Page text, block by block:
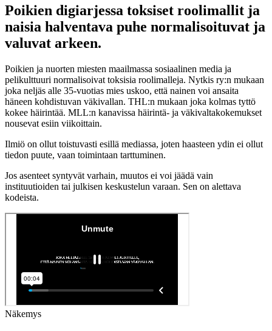
Poikien digiarjessa toksiset roolimallit ja
naisia halventava puhe normalisoituvat ja
valuvat arkeen.
Poikien ja nuorten miesten maailmassa sosiaalinen media ja
pelikulttuuri normalisoivat toksisia roolimalleja. Nytkis ry:n mukaan
joka neljäs alle 35-vuotias mies uskoo, että nainen voi ansaita
häneen kohdistuvan väkivallan. THL:n mukaan joka kolmas tyttö
kokee häirintää. MLL:n kanavissa häirintä- ja väkivaltakokemukset
nousevat esiin viikoittain.
Ilmiö on ollut toistuvasti esillä mediassa, joten haasteen ydin ei ollut
tiedon puute, vaan toimintaan tarttuminen.
Jos asenteet syntyvät varhain, muutos ei voi jäädä vain
instituutioiden tai julkisen keskustelun varaan. Sen on alettava
kodeista.
Näkemys